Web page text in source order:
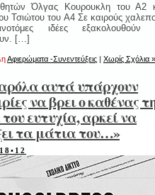
Όλγας Κουρουκλη του Α2
Τσιώτου του Α4 Σε καιρούς
ιδέες εξακολουθούν
[…]
Αφιερώματα -Συνεντεύξεις | Χωρίς Σχόλια »
αυτά υπάρχουν
να βρει ο καθένας
του ευτυχία, αρκεί να
τα μάτια του…»